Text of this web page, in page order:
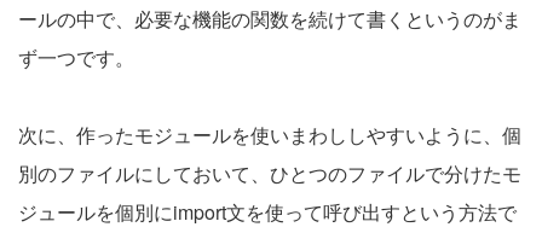
ールの中で、必要な機能の関数を続けて書くというのがま
ず一つです。
次に、作ったモジュールを使いまわししやすいように、個
別のファイルにしておいて、ひとつのファイルで分けたモ
ジュールを個別にimport文を使って呼び出すという方法で